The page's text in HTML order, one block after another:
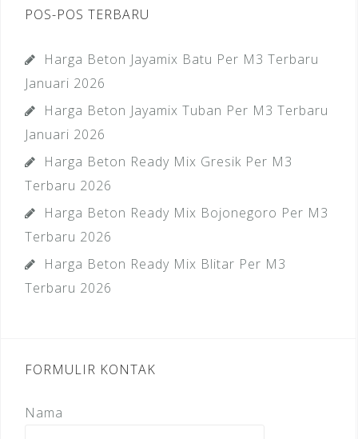
POS-POS TERBARU
Harga Beton Jayamix Batu Per M3 Terbaru
Januari 2026
Harga Beton Jayamix Tuban Per M3 Terbaru
Januari 2026
Harga Beton Ready Mix Gresik Per M3
Terbaru 2026
Harga Beton Ready Mix Bojonegoro Per M3
Terbaru 2026
Harga Beton Ready Mix Blitar Per M3
Terbaru 2026
FORMULIR KONTAK
Nama